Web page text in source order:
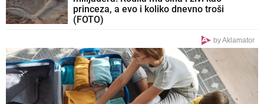
princeza, a evo i koliko dnevno troši
(FOTO)
by Aklamator